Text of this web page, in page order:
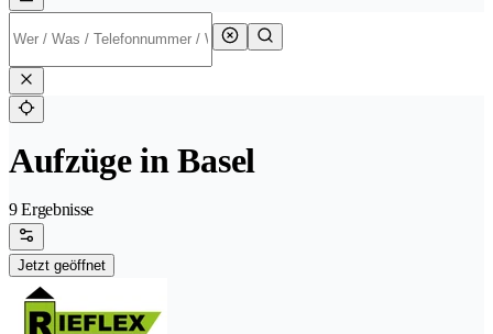
Aufzüge in Basel
9 Ergebnisse
Jetzt geöffnet